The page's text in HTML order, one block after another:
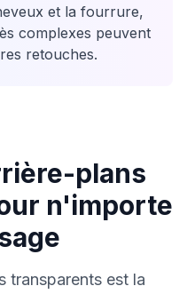
et la fourrure,
complexes peuvent
retouches.
plans
n'importe
transparents est la